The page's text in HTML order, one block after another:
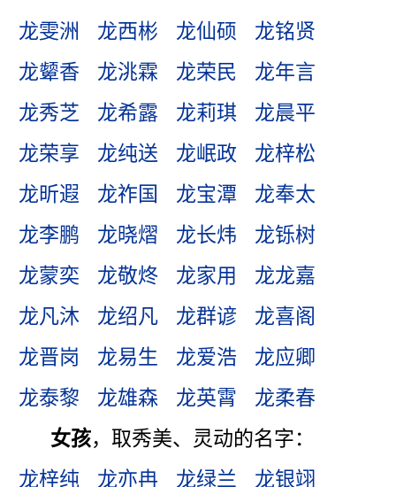
龙雯洲
龙西彬 龙仙硕
龙铭贤
龙颦香
龙洮霖 龙荣民
龙年言
龙秀芝
龙希露 龙莉琪
龙晨平
龙荣享
龙纯送 龙岷政
龙梓松
龙昕遐
龙祚国 龙宝潭
龙奉太
龙李鹏
龙晓熠 龙长炜
龙铄树
龙蒙奕
龙敬炵 龙家用
龙龙嘉
龙凡沐
龙绍凡 龙群谚
龙喜阁
龙晋岗
龙易生 龙爱浩
龙应卿
龙泰黎
龙雄森 龙英霄
龙柔春
女孩，取秀美、灵动的名字：
龙梓纯
龙亦冉 龙绿兰
龙银翊